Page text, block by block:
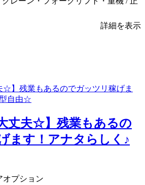
詳細を表示
丈夫☆】残業もあるの
ます！アナタらしく♪
オプション